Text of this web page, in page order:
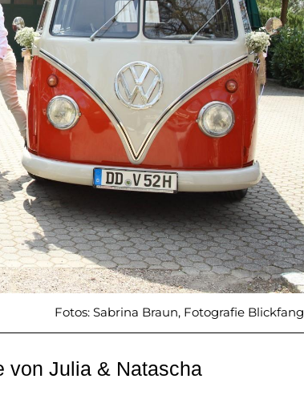
Fotos: Sabrina Braun, Fotografie Blickfang
von Julia & Natascha